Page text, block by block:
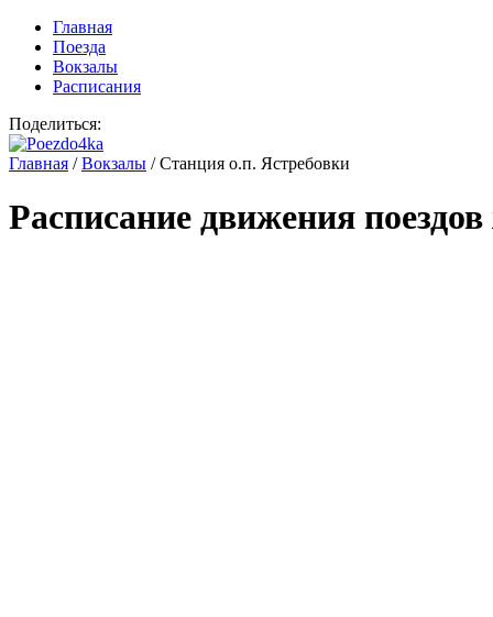
Главная
Поезда
Вокзалы
Расписания
Поделиться:
Главная /Вокзалы /Станция о.п. Ястребовки
Расписание движения